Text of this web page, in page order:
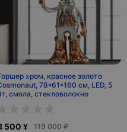
хром, красное золото
78*61*160 см, LED, 5
смола, стекловолокно
500 ¥ 119 000 ₽